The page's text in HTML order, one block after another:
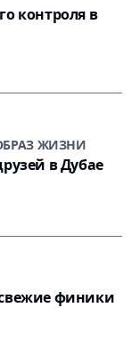
контроля в
ЖИЗНИ
в Дубае
финики